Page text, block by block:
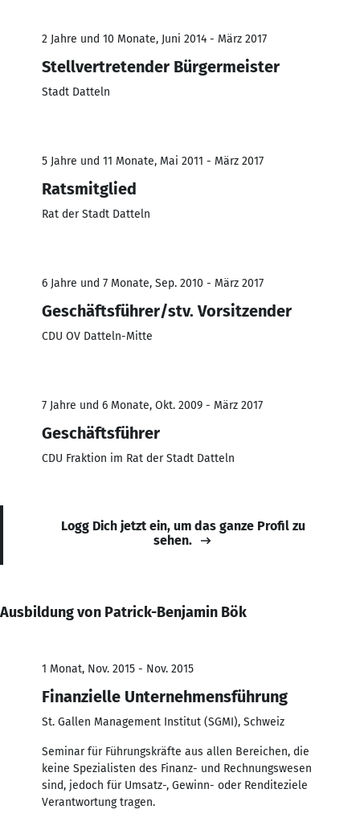
2 Jahre und 10 Monate, Juni 2014 - März 2017
Stellvertretender Bürgermeister
Stadt Datteln
5 Jahre und 11 Monate, Mai 2011 - März 2017
Ratsmitglied
Rat der Stadt Datteln
6 Jahre und 7 Monate, Sep. 2010 - März 2017
Geschäftsführer/stv. Vorsitzender
CDU OV Datteln-Mitte
7 Jahre und 6 Monate, Okt. 2009 - März 2017
Geschäftsführer
CDU Fraktion im Rat der Stadt Datteln
Logg Dich jetzt ein, um das ganze Profil zu
sehen.
Ausbildung von Patrick-Benjamin Bök
1 Monat, Nov. 2015 - Nov. 2015
Finanzielle Unternehmensführung
St. Gallen Management Institut (SGMI), Schweiz
Seminar für Führungskräfte aus allen Bereichen, die
keine Spezialisten des Finanz- und Rechnungswesen
sind, jedoch für Umsatz-, Gewinn- oder Renditeziele
Verantwortung tragen.